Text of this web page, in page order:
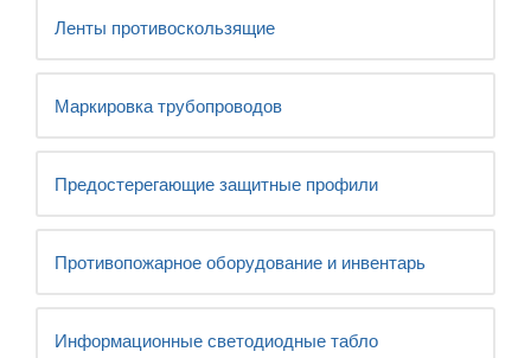
Ленты противоскользящие
Маркировка трубопроводов
Предостерегающие защитные профили
Противопожарное оборудование и инвентарь
Информационные светодиодные табло